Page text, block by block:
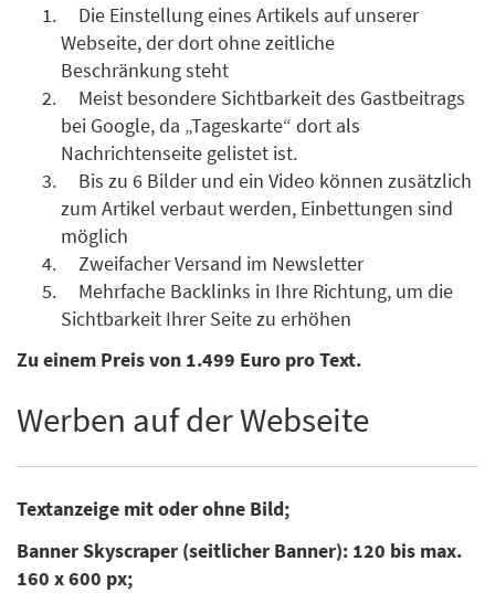
Die Einstellung eines Artikels auf unserer
Webseite, der dort ohne zeitliche
Beschränkung steht
Meist besondere Sichtbarkeit des Gastbeitrags
bei Google, da „Tageskarte“ dort als
Nachrichtenseite gelistet ist.
Bis zu 6 Bilder und ein Video können zusätzlich
zum Artikel verbaut werden, Einbettungen sind
möglich
Zweifacher Versand im Newsletter
Mehrfache Backlinks in Ihre Richtung, um die
Sichtbarkeit Ihrer Seite zu erhöhen
Zu einem Preis von 1.499 Euro pro Text.
Werben auf der Webseite
Textanzeige mit oder ohne Bild;
Banner Skyscraper (seitlicher Banner): 120 bis max.
160 x 600 px;